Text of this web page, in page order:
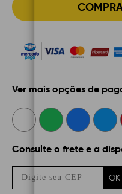
Ver mais opções de
Consulte o frete e a
OK